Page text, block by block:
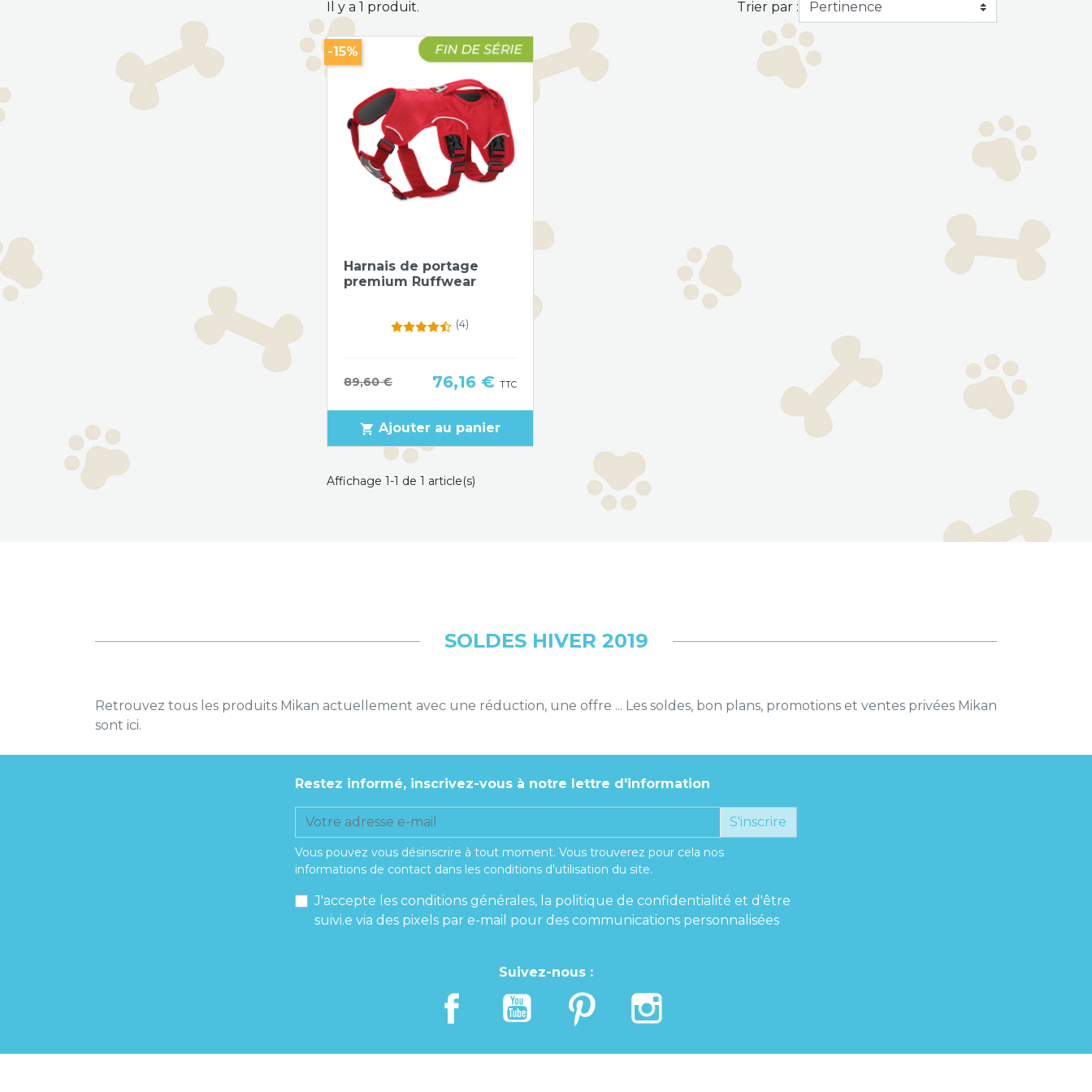
Il y a 1 produit. Trier par :
 Aperçu rapide
Harnais de portage
premium Ruffwear
(4)
Prix de base
89,60 € Prix
76,16 € TTC
shopping_cart Ajouter au panier
-15%
Affichage 1-1 de 1 article(s)
SOLDES HIVER 2019
Retrouvez tous les produits Mikan actuellement avec une réduction, une offre ... Les soldes, bon plans, promotions et ventes privées Mikan
sont ici.
Restez informé, inscrivez-vous à notre lettre d'information
S'inscrire
Vous pouvez vous désinscrire à tout moment. Vous trouverez pour cela nos
informations de contact dans les conditions d'utilisation du site.
J'accepte les conditions générales, la politique de confidentialité et d'être
suivi.e via des pixels par e-mail pour des communications personnalisées
Suivez-nous :